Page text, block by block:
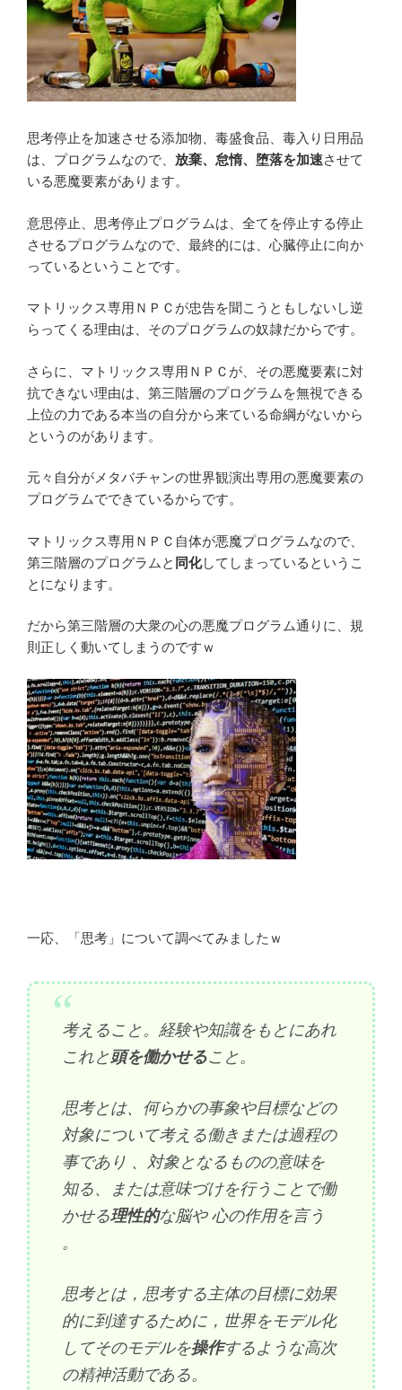
思考停止を加速させる添加物、毒盛食品、毒入り日用品
は、プログラムなので、 放棄、怠惰、堕落を加速させて
いる悪魔要素があります。
意思停止、思考停止プログラムは、全てを停止する停止
させるプログラムなので、最終的には、心臓停止に向か
っているということです。
マトリックス専用ＮＰＣが忠告を聞こうともしないし逆
らってくる理由は、そのプログラムの奴隷だからです。
さらに、マトリックス専用ＮＰＣが、その悪魔要素に対
抗できない理由は、第三階層のプログラムを無視できる
上位の力である本当の自分から来ている命綱がないから
というのがあります。
元々自分がメタバチャンの世界観演出専用の悪魔要素の
プログラムでできているからです。
マトリックス専用ＮＰＣ自体が悪魔プログラムなので、
第三階層のプログラムと 同化してしまっているというこ
とになります。
だから第三階層の大衆の心の悪魔プログラム通りに、規
則正しく動いてしまうのですｗ
一応、「思考」について調べてみましたｗ
考えること。経験や知識をもとにあれ
これと 頭を働かせること。
思考とは、何らかの事象や目標などの
対象について考える働きまたは過程の
事であり 、対象となるものの意味を
知る、または意味づけを行うことで働
かせる理性的な脳や 心の作用を言う
。
思考とは，思考する主体の目標に効果
的に到達するために，世界をモデル化
してそのモデルを操作するような高次
の精神活動である。